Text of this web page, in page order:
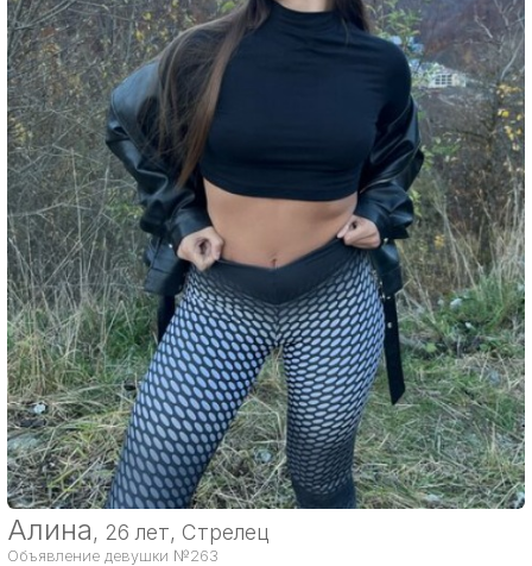
Алина, 26 лет, Стрелец
Объявление девушки №263